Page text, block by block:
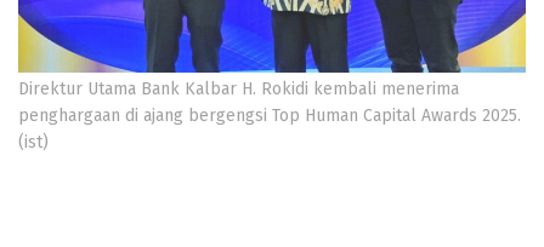
Direktur Utama Bank Kalbar H. Rokidi kembali menerima
penghargaan di ajang bergengsi Top Human Capital Awards 2025.
(ist)